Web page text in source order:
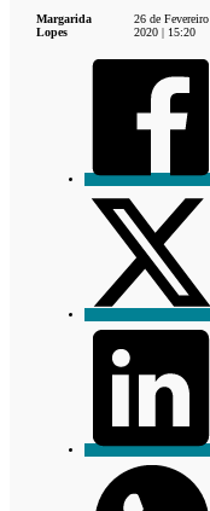
Margarida
Lopes
26 de Fevereiro
2020 | 15:20